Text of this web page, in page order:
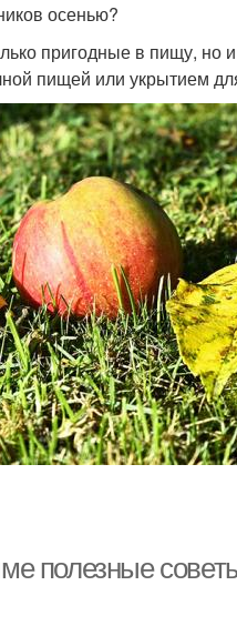
осенью?
пригодные в пищу, но и
пищей или укрытием
полезные